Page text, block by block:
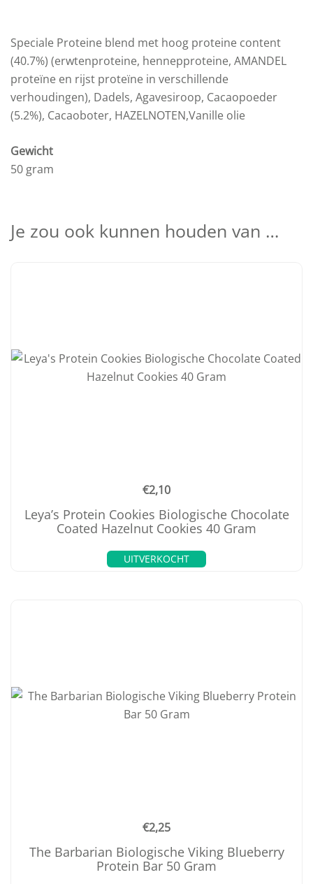
Speciale Proteine blend met hoog proteine content
(40.7%) (erwtenproteine, hennepproteine, AMANDEL
proteïne en rijst proteïne in verschillende
verhoudingen), Dadels, Agavesiroop, Cacaopoeder
(5.2%), Cacaoboter, HAZELNOTEN,Vanille olie
Gewicht
50 gram
Je zou ook kunnen houden van …
€2,10
Leya’s Protein Cookies Biologische Chocolate
Coated Hazelnut Cookies 40 Gram
UITVERKOCHT
€2,25
The Barbarian Biologische Viking Blueberry
Protein Bar 50 Gram